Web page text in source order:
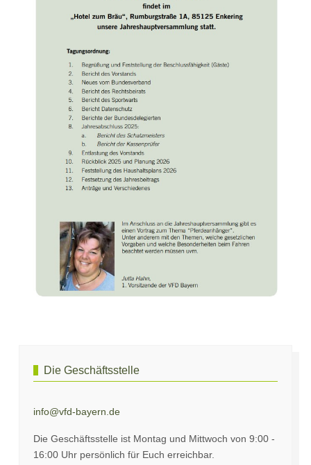
Die Geschäftsstelle
info@vfd-bayern.de
Die Geschäftsstelle ist Montag und Mittwoch von 9:00 -
16:00 Uhr persönlich für Euch erreichbar.